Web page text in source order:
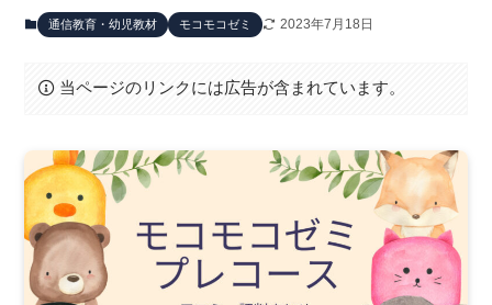
通信教育・幼児教材 モコモコゼミ 2023年7月18日
当ページのリンクには広告が含まれています。